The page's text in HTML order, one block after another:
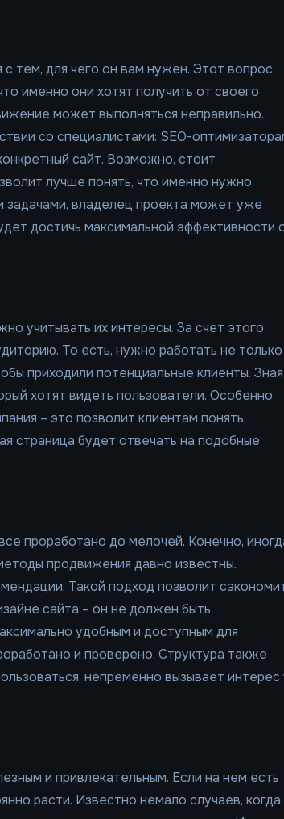
тем, для чего он вам нужен. Этот вопрос
именно они хотят получить от своего
может выполняться неправильно.
со специалистами: SEO-
сайт. Возможно, стоит
лучше понять, что именно нужно
задачами, владелец проекта может уже
достичь максимальной эффективности
учитывать их интересы. За счет этого
То есть, нужно работать не только
приходили потенциальные клиенты. Зная
хотят видеть пользователи. Особенно
– это позволит клиентам понять,
страница будет отвечать на подобные
проработано до мелочей. Конечно,
продвижения давно известны.
Такой подход позволит
сайта – он не должен быть
удобным и доступным для
и проверено. Структура также
непременно вызывает интерес
и привлекательным. Если на нем есть
расти. Известно немало случаев, когда